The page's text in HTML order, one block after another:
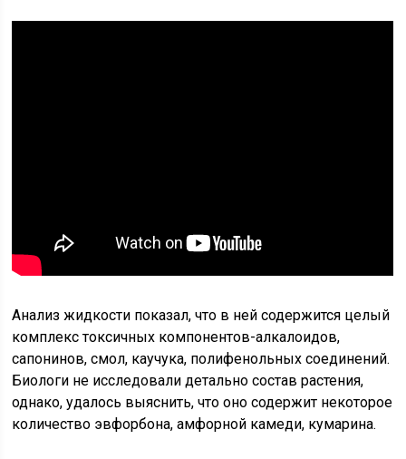
Анализ жидкости показал, что в ней содержится целый
комплекс токсичных компонентов-алкалоидов,
сапонинов, смол, каучука, полифенольных соединений.
Биологи не исследовали детально состав растения,
однако, удалось выяснить, что оно содержит некоторое
количество эвфорбона, амфорной камеди, кумарина.